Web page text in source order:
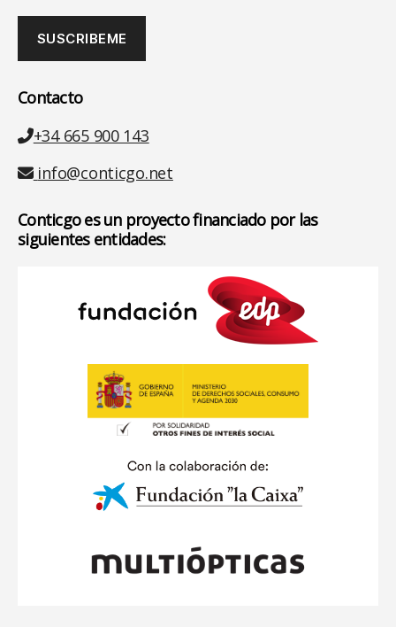
Contacto
Teléfono
+34 665 900 143
Email
info@conticgo.net
Conticgo es un proyecto financiado por las
siguientes entidades: